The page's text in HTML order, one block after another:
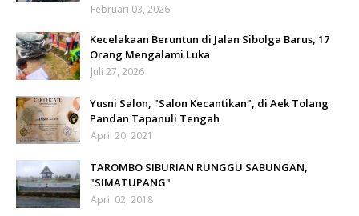
Februari 03, 2026
Kecelakaan Beruntun di Jalan Sibolga Barus, 17
Orang Mengalami Luka
Juli 27, 2026
Yusni Salon, "Salon Kecantikan", di Aek Tolang
Pandan Tapanuli Tengah
April 20, 2021
TAROMBO SIBURIAN RUNGGU SABUNGAN,
"SIMATUPANG"
April 02, 2018